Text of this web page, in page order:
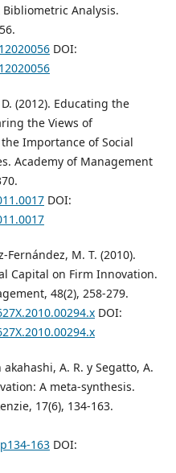
Analysis.
DOI:
(2012). Educating the
the Views of
Importance of Social
Academy of Management
DOI:
M. T. (2010).
Capital on Firm Innovation.
48(2), 258-279.
DOI:
A. R. y Segatto, A.
A meta-synthesis.
17(6), 134-163.
163DOI: